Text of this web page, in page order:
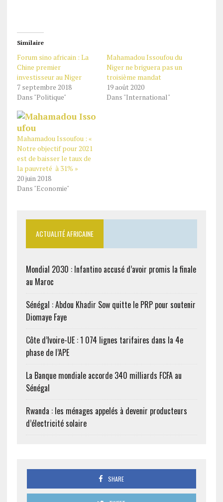
Similaire
Forum sino africain : La
Chine premier
investisseur au Niger
7 septembre 2018
Dans "Politique"
Mahamadou Issoufou du
Niger ne briguera pas un
troisième mandat
19 août 2020
Dans "International"
Mahamadou Issoufou : «
Notre objectif pour 2021
est de baisser le taux de
la pauvreté à 31% »
20 juin 2018
Dans "Economie"
ACTUALITÉ AFRICAINE
Mondial 2030 : Infantino accusé d’avoir promis la finale
au Maroc
Sénégal : Abdou Khadir Sow quitte le PRP pour soutenir
Diomaye Faye
Côte d’Ivoire-UE : 1 074 lignes tarifaires dans la 4e
phase de l’APE
La Banque mondiale accorde 340 milliards FCFA au
Sénégal
Rwanda : les ménages appelés à devenir producteurs
d’électricité solaire
SHARE